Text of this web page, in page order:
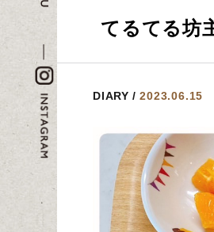
てるてる坊
DIARY 2023.06.15